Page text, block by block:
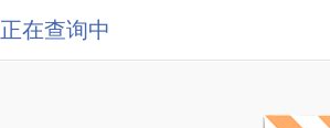
正在查询中